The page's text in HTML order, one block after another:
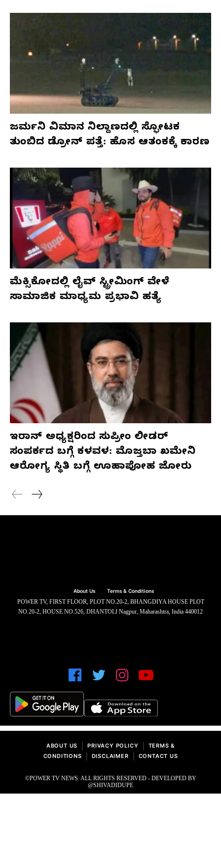
ಜರ್ಮನಿ ವಿಮಾನ ನಿಲ್ದಾಣದಲ್ಲಿ ಸ್ಫೋಟಕ
ತುಂಬಿದ ಡ್ರೋನ್ ಪತ್ತೆ: ಹೊಸ ಆತಂಕಕ್ಕೆ ಕಾರಣ
ಮೆಕ್ಸಿಕೋದಲ್ಲಿ ಲೈವ್ ಸ್ಟ್ರೀಮಿಂಗ್ ವೇಳೆ
ಸಾಮಾಜಿಕ ಮಾಧ್ಯಮ ಪ್ರಭಾವಿ ಹತ್ಯೆ
ಇರಾನ್ ಅಧ್ಯಕ್ಷರಿಂದ ಸುಪ್ರೀಂ ಲೀಡರ್
ಸಂಪರ್ಕದ ಬಗ್ಗೆ ಕಳವಳ: ಮೊಜ್ತಬಾ ಖಮೇನಿ
ಆರೋಗ್ಯ ಸ್ಥಿತಿ ಬಗ್ಗೆ ಊಹಾಪೋಹ ಜೋರು
About Us Terms & Conditions
POWER TV, FIRST FLOOR, PLOT NO.20-2, BHANGDIYA HOUSE PLOT
NO.20-2, HOUSE NO.526, DHANTOLI Nagpur, Maharashtra, India 440012
ABOUT US PRIVACY POLICY
TERMS &
CONDITIONS
DISCLAIMER CONTACT US
©POWER TV NEWS. ALL RIGHTS RESERVED - DEVELOPED BY
@SHIVADIDUPE